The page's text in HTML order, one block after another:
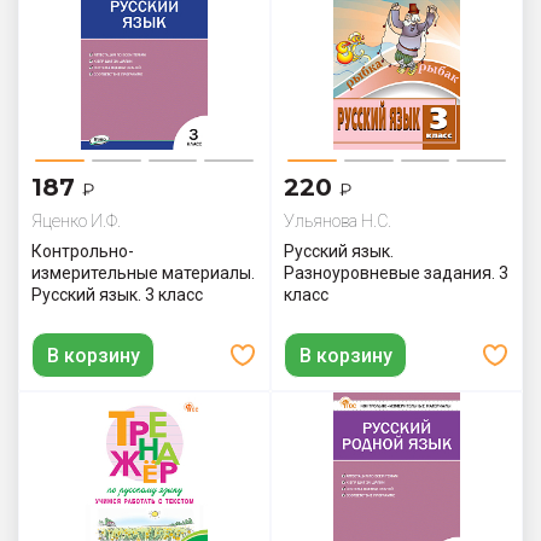
187 ₽
Яценко И.Ф.
Контрольно-
измерительные материалы.
Русский язык. 3 класс
В корзину
220 ₽
Ульянова Н.С.
Русский язык.
Разноуровневые задания. 3
класс
В корзину